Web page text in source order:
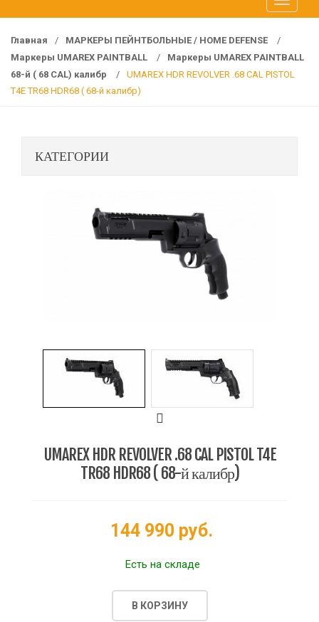
r
:
T
o
g
l
Главная / МАРКЕРЫ ПЕЙНТБОЛЬНЫЕ / HOME DEFENSE
/
Маркеры UMAREX PAINTBALL
/
Маркеры UMAREX PAINTBALL
68-й ( 68 CAL) калибр
/
UMAREX HDR REVOLVER .68 CAL PISTOL
T4E TR68 HDR68 ( 68-й калибр)
КАТЕГОРИИ
UMAREX HDR REVOLVER .68 CAL PISTOL T4E
TR68 HDR68 ( 68-й калибр)
144 990 руб.
Есть на складе
В КОРЗИНУ